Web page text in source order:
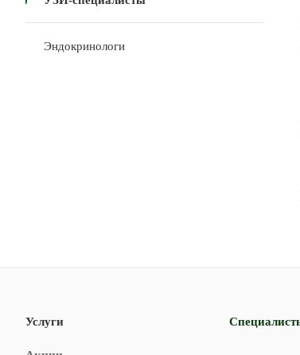
Эндокринологи
Услуги